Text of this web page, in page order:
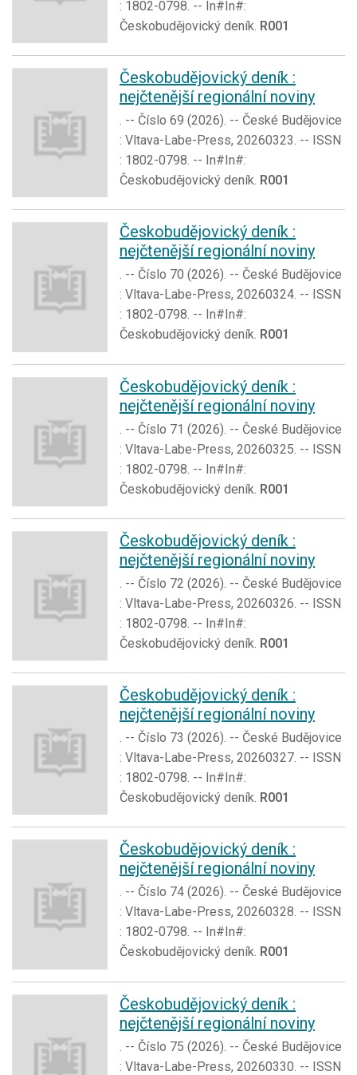
: 1802-0798. -- In#In#:
Českobudějovický deník. R001
Českobudějovický deník :
nejčtenější regionální noviny
. -- Číslo 69 (2026). -- České Budějovice
: Vltava-Labe-Press, 20260323. -- ISSN
: 1802-0798. -- In#In#:
Českobudějovický deník. R001
Českobudějovický deník :
nejčtenější regionální noviny
. -- Číslo 70 (2026). -- České Budějovice
: Vltava-Labe-Press, 20260324. -- ISSN
: 1802-0798. -- In#In#:
Českobudějovický deník. R001
Českobudějovický deník :
nejčtenější regionální noviny
. -- Číslo 71 (2026). -- České Budějovice
: Vltava-Labe-Press, 20260325. -- ISSN
: 1802-0798. -- In#In#:
Českobudějovický deník. R001
Českobudějovický deník :
nejčtenější regionální noviny
. -- Číslo 72 (2026). -- České Budějovice
: Vltava-Labe-Press, 20260326. -- ISSN
: 1802-0798. -- In#In#:
Českobudějovický deník. R001
Českobudějovický deník :
nejčtenější regionální noviny
. -- Číslo 73 (2026). -- České Budějovice
: Vltava-Labe-Press, 20260327. -- ISSN
: 1802-0798. -- In#In#:
Českobudějovický deník. R001
Českobudějovický deník :
nejčtenější regionální noviny
. -- Číslo 74 (2026). -- České Budějovice
: Vltava-Labe-Press, 20260328. -- ISSN
: 1802-0798. -- In#In#:
Českobudějovický deník. R001
Českobudějovický deník :
nejčtenější regionální noviny
. -- Číslo 75 (2026). -- České Budějovice
: Vltava-Labe-Press, 20260330. -- ISSN